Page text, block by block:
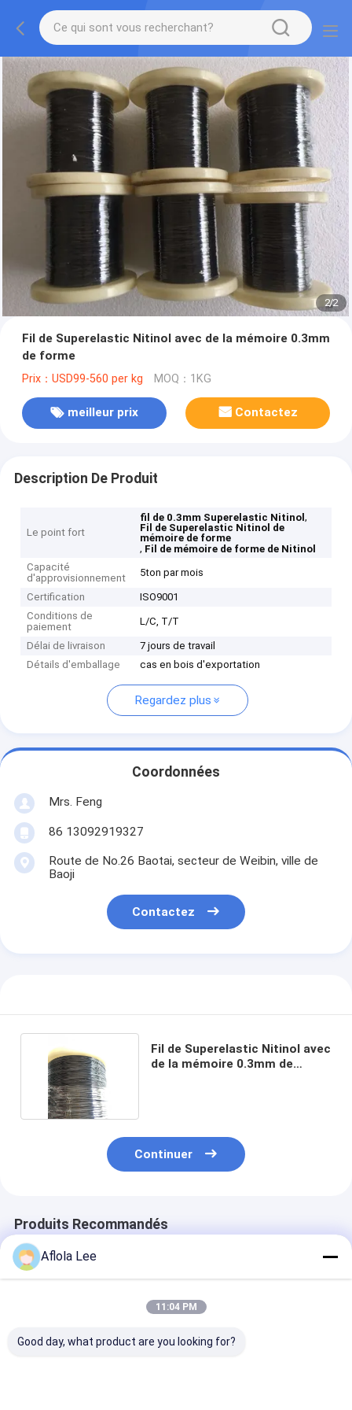
2/2
Fil de Superelastic Nitinol avec de la mémoire 0.3mm
de forme
Prix：USD99-560 per kg MOQ：1KG
meilleur prix Contactez
Description De Produit
Le point fort
fil de 0.3mm Superelastic Nitinol,
Fil de Superelastic Nitinol de
mémoire de forme
, Fil de mémoire de forme de Nitinol
Capacité
d'approvisionnement
5ton par mois
Certification
ISO9001
Conditions de
paiement
L/C, T/T
Délai de livraison
7 jours de travail
Détails d'emballage
cas en bois d'exportation
Regardez plus
Coordonnées
Mrs. Feng
86 13092919327
Route de No.26 Baotai, secteur de Weibin, ville de
Baoji
Contactez
Fil de Superelastic Nitinol avec
de la mémoire 0.3mm de
Continuer
Produits Recommandés
Aflola Lee
11:04 PM
Good day, what product are you looking for?